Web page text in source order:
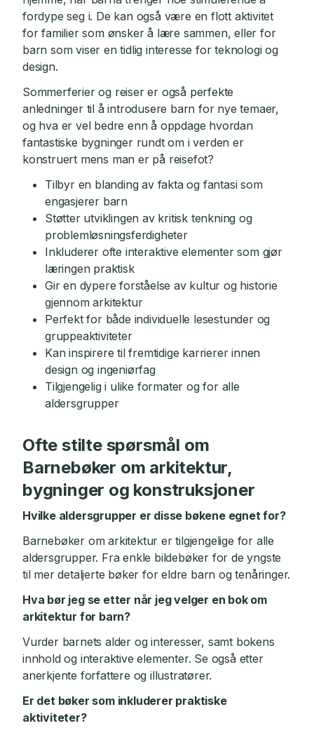
fordype seg i. De kan også være en flott aktivitet
for familier som ønsker å lære sammen, eller for
barn som viser en tidlig interesse for teknologi og
design.
Sommerferier og reiser er også perfekte
anledninger til å introdusere barn for nye temaer,
og hva er vel bedre enn å oppdage hvordan
fantastiske bygninger rundt om i verden er
konstruert mens man er på reisefot?
Tilbyr en blanding av fakta og fantasi som
engasjerer barn
Støtter utviklingen av kritisk tenkning og
problemløsningsferdigheter
Inkluderer ofte interaktive elementer som gjør
læringen praktisk
Gir en dypere forståelse av kultur og historie
gjennom arkitektur
Perfekt for både individuelle lesestunder og
gruppeaktiviteter
Kan inspirere til fremtidige karrierer innen
design og ingeniørfag
Tilgjengelig i ulike formater og for alle
aldersgrupper
Ofte stilte spørsmål om
Barnebøker om arkitektur,
bygninger og konstruksjoner
Hvilke aldersgrupper er disse bøkene egnet for?
Barnebøker om arkitektur er tilgjengelige for alle
aldersgrupper. Fra enkle bildebøker for de yngste
til mer detaljerte bøker for eldre barn og tenåringer.
Hva bør jeg se etter når jeg velger en bok om
arkitektur for barn?
Vurder barnets alder og interesser, samt bokens
innhold og interaktive elementer. Se også etter
anerkjente forfattere og illustratører.
Er det bøker som inkluderer praktiske
aktiviteter?